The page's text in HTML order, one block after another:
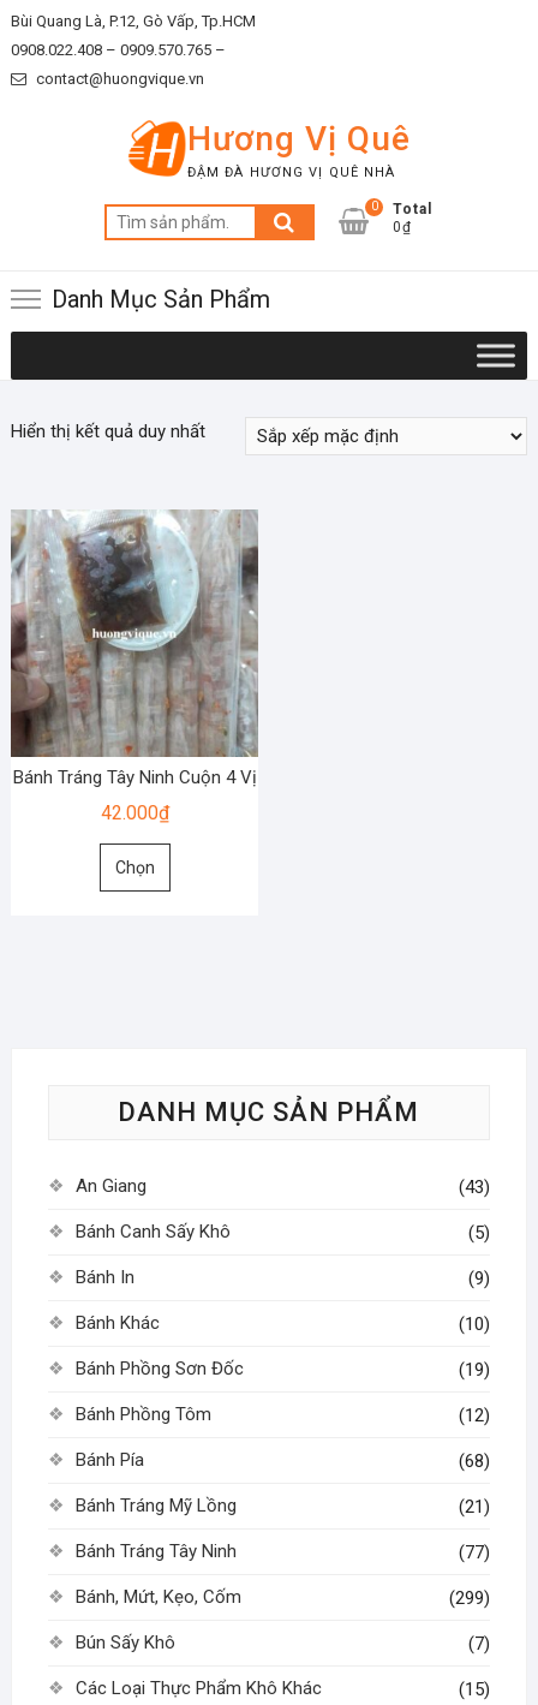
Skip
to
content
Bùi Quang Là, P.12, Gò Vấp, Tp.HCM
0908.022.408 – 0909.570.765 –
contact@huongvique.vn
Hương Vị Quê
ĐẬM ĐÀ HƯƠNG VỊ QUÊ NHÀ
Tìm
kiếm:
0
Total
0₫
Danh Mục Sản Phẩm
Hiển thị kết quả duy nhất
Bánh Tráng Tây Ninh Cuộn 4 Vị
42.000₫
Chọn
Sản
chọn
chọn
DANH MỤC SẢN PHẨM
An Giang (43)
Bánh Canh Sấy Khô (5)
Bánh In (9)
Bánh Khác (10)
Bánh Phồng Sơn Đốc (19)
Bánh Phồng Tôm (12)
Bánh Pía (68)
Bánh Tráng Mỹ Lồng (21)
Bánh Tráng Tây Ninh (77)
Bánh, Mứt, Kẹo, Cốm (299)
Bún Sấy Khô (7)
Các Loại Thực Phẩm Khô Khác (15)